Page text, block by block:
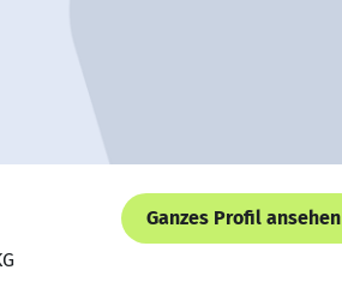
Ganzes Profil ansehen